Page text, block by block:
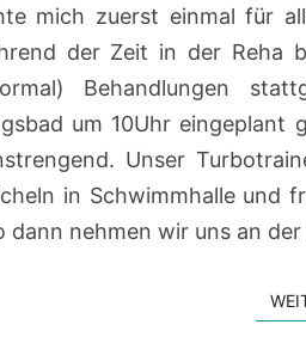
mich zuerst einmal für
der Zeit in der Reha
Behandlungen
um 10Uhr
Unser
in Schwimmhalle und
dann nehmen wir uns an